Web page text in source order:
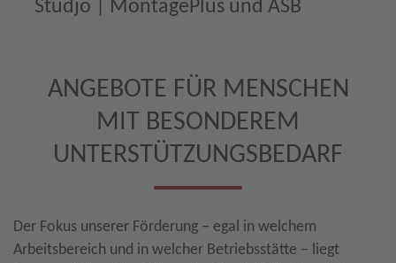
Studjo | MontagePlus und ASB
ANGEBOTE FÜR MENSCHEN
MIT BESONDEREM
UNTERSTÜTZUNGSBEDARF
Der Fokus unserer Förderung – egal in welchem
Arbeitsbereich und in welcher Betriebsstätte – liegt